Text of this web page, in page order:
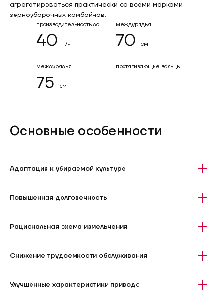
производительность до
40 т/ч
междурядья
70 см
междурядья
75 см
протягивающие вальцы
агрегатироваться практически со всеми марками
зерноуборочных комбайнов.
Основные особенности
Адаптация к убираемой культуре
Повышенная долговечность
Рациональная схема измельчения
Снижение трудоемкости обслуживания
Улучшенные характеристики привода